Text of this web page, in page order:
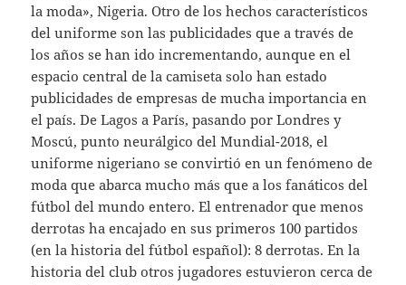
la moda», Nigeria. Otro de los hechos característicos
del uniforme son las publicidades que a través de
los años se han ido incrementando, aunque en el
espacio central de la camiseta solo han estado
publicidades de empresas de mucha importancia en
el país. De Lagos a París, pasando por Londres y
Moscú, punto neurálgico del Mundial-2018, el
uniforme nigeriano se convirtió en un fenómeno de
moda que abarca mucho más que a los fanáticos del
fútbol del mundo entero. El entrenador que menos
derrotas ha encajado en sus primeros 100 partidos
(en la historia del fútbol español): 8 derrotas. En la
historia del club otros jugadores estuvieron cerca de